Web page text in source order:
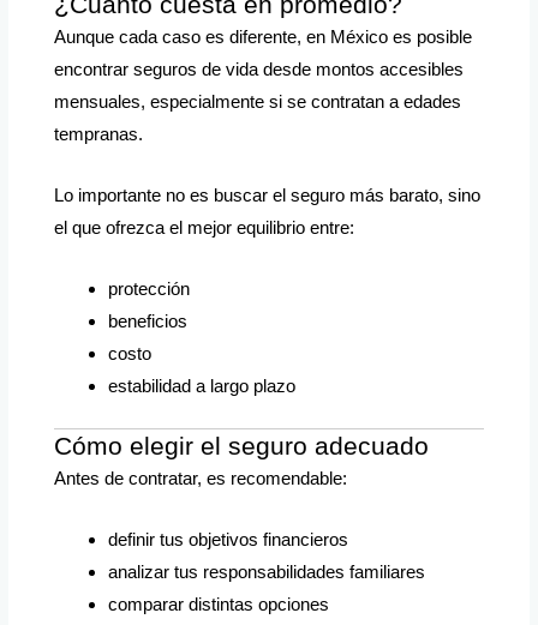
Aunque cada caso es diferente, en México es posible
encontrar seguros de vida desde montos accesibles
mensuales, especialmente si se contratan a edades
tempranas.
Lo importante no es buscar el seguro más barato, sino
el que ofrezca el mejor equilibrio entre:
protección
beneficios
costo
estabilidad a largo plazo
Cómo elegir el seguro adecuado
Antes de contratar, es recomendable:
definir tus objetivos financieros
analizar tus responsabilidades familiares
comparar distintas opciones